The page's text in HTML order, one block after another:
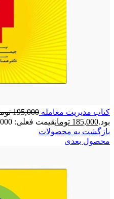
کتاب مدیریت معامله 195,000
بود.185,000 تومانقیمت فعلی: 185,000 تومان.
بازگشت به محصولات
محصول بعدی